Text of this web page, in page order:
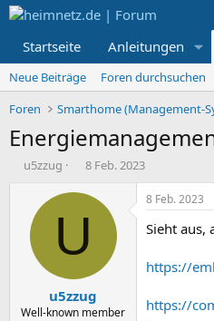
Startseite Anleitungen
Neue Beiträge
Foren durchsuchen
Foren
Smarthome (Management-
E
u5zzug
E
s
l
t
a
m
8 Feb. 2023
U
u5zzug
Well-known member
8 Feb. 2023
Sieht aus,
https://
https://